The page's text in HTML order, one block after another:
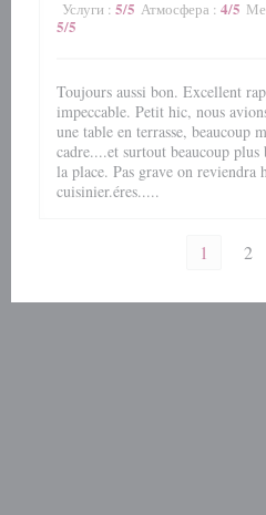
Услуги : 5/5 Атмосфера : 4/5
5/5
Toujours aussi bon. Excellent
impeccable. Petit hic, nous
une table en terrasse, beaucoup
cadre....et surtout beaucoup plus
la place. Pas grave on reviendra
cuisinier.éres.....
1 2